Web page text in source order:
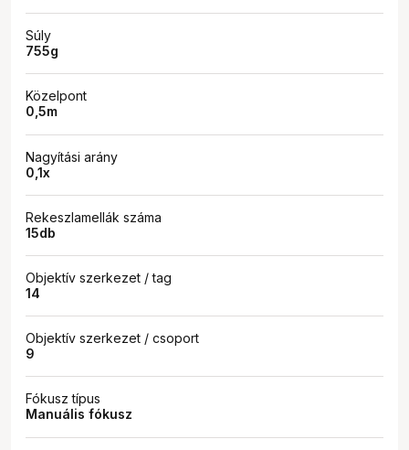
Súly
755g
Közelpont
0,5m
Nagyítási arány
0,1x
Rekeszlamellák száma
15db
Objektív szerkezet / tag
14
Objektív szerkezet / csoport
9
Fókusz típus
Manuális fókusz